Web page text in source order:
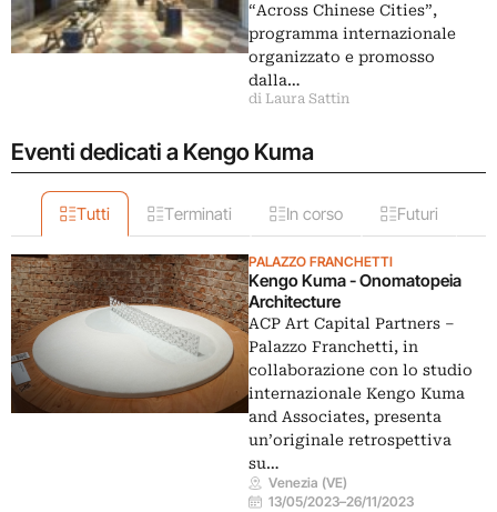
“Across Chinese Cities”,
programma internazionale
organizzato e promosso
dalla…
di Laura Sattin
Eventi dedicati a Kengo Kuma
Tutti Terminati In corso Futuri
PALAZZO FRANCHETTI
Kengo Kuma - Onomatopeia
Architecture
ACP Art Capital Partners –
Palazzo Franchetti, in
collaborazione con lo studio
internazionale Kengo Kuma
and Associates, presenta
un’originale retrospettiva
su…
Venezia (VE)
13/05/2023–26/11/2023